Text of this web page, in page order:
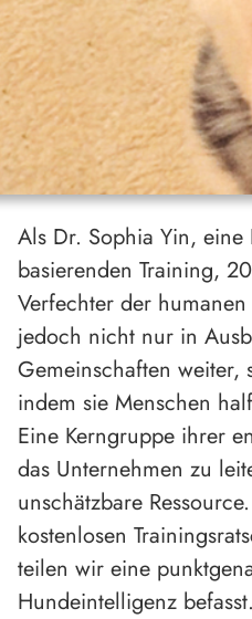
Als Dr. Sophia Yin,
basierenden Training,
Verfechter der
jedoch nicht nur in
Gemeinschaften
indem sie Menschen
Eine Kerngruppe ihrer
das Unternehmen zu
unschätzbare
kostenlosen
teilen wir eine
Hundeintelligenz befasst.